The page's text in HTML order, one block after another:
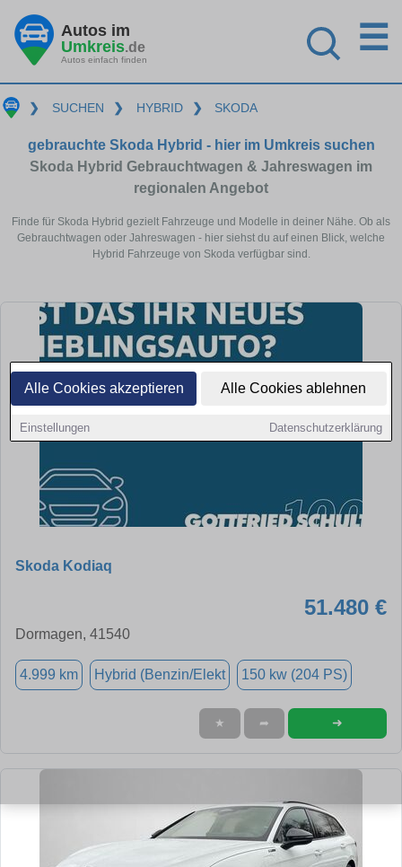
Alle Cookies akzeptieren Alle Cookies ablehnen
Einstellungen Datenschutzerklärung
Autos im
Umkreis.de
Autos einfach finden
☰
❯ SUCHEN ❯ HYBRID ❯ SKODA
gebrauchte Skoda Hybrid - hier im Umkreis suchen
Skoda Hybrid Gebrauchtwagen & Jahreswagen im
regionalen Angebot
Finde für Skoda Hybrid gezielt Fahrzeuge und Modelle in deiner Nähe. Ob als
Gebrauchtwagen oder Jahreswagen - hier siehst du auf einen Blick, welche
Hybrid Fahrzeuge von Skoda verfügbar sind.
Skoda Kodiaq
51.480 €
Dormagen, 41540
4.999 km Hybrid (Benzin/Elekt 150 kw (204 PS)
★ ➦ ➜